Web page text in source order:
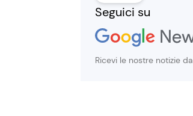
Seguici su
Ricevi le nostre notizie da